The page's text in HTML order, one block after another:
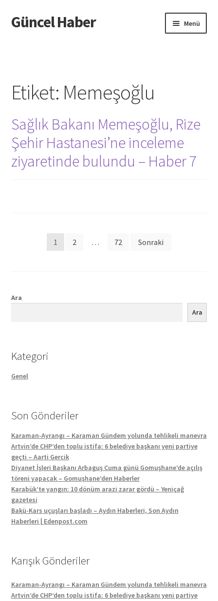
Dolaşıma
geç
İçeriğe
geç
Güncel Haber Menü
Etiket: Memeşoğlu
Sağlık Bakanı Memeşoğlu, Rize
Şehir Hastanesi’ne inceleme
ziyaretinde bulundu – Haber 7
1 2 … 72 Sonraki
Ara
Ara
Kategori
Genel
Son Gönderiler
Karaman-Ayrangı – Karaman Gündem yolunda tehlikeli manevra
Artvin’de CHP’den toplu istifa: 6 belediye başkanı yeni partiye
geçti – Aarti Gercik
Diyanet İşleri Başkanı Arbaguş Cuma günü Gomuşhane’de açılış
töreni yapacak – Gomuşhane’den Haberler
Karabük’te yangın: 10 dönüm arazi zarar gördü – Yeniçağ
gazetesi
Bakü-Kars uçuşları başladı – Aydın Haberleri, Son Aydın
Haberleri | Edenpost.com
Karışık Gönderiler
Karaman-Ayrangı – Karaman Gündem yolunda tehlikeli manevra
Artvin’de CHP’den toplu istifa: 6 belediye başkanı yeni partiye